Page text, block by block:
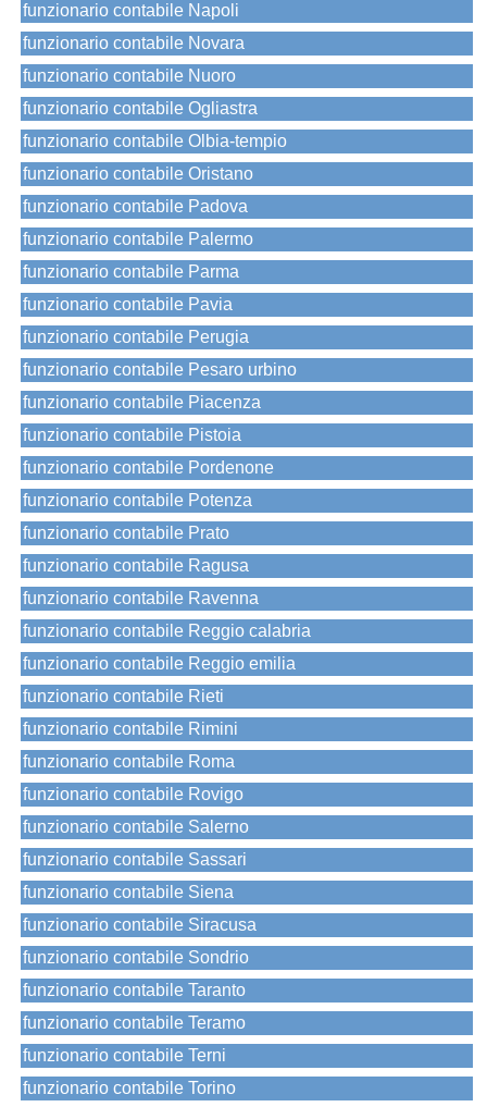
funzionario contabile Napoli
funzionario contabile Novara
funzionario contabile Nuoro
funzionario contabile Ogliastra
funzionario contabile Olbia-tempio
funzionario contabile Oristano
funzionario contabile Padova
funzionario contabile Palermo
funzionario contabile Parma
funzionario contabile Pavia
funzionario contabile Perugia
funzionario contabile Pesaro urbino
funzionario contabile Piacenza
funzionario contabile Pistoia
funzionario contabile Pordenone
funzionario contabile Potenza
funzionario contabile Prato
funzionario contabile Ragusa
funzionario contabile Ravenna
funzionario contabile Reggio calabria
funzionario contabile Reggio emilia
funzionario contabile Rieti
funzionario contabile Rimini
funzionario contabile Roma
funzionario contabile Rovigo
funzionario contabile Salerno
funzionario contabile Sassari
funzionario contabile Siena
funzionario contabile Siracusa
funzionario contabile Sondrio
funzionario contabile Taranto
funzionario contabile Teramo
funzionario contabile Terni
funzionario contabile Torino